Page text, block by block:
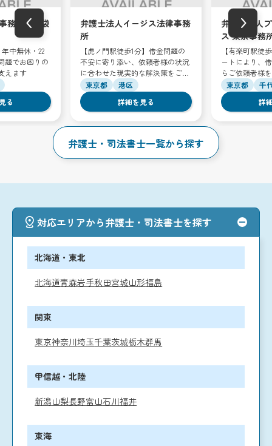
務所 池袋
中無休・22
題でお困りの
えます
る
弁護士法人イージス法律事務
所
【虎ノ門駅徒歩1分】借金問題の
不安に寄り添い、依頼者様の状況
に合わせた現実的な解決策をご提
案します
東京都
港区
詳細を見る
弁護士法人
ス 東京事務
【有楽町駅徒
ートにより、
らご依頼者様
東京都
千
詳
‹ ›
弁護士・司法書士一覧から探す
対応エリアから弁護士・司法書士を探す
北海道・東北
北海道青森岩手秋田宮城山形福島
関東
東京神奈川埼玉千葉茨城栃木群馬
甲信越・北陸
新潟山梨長野富山石川福井
東海